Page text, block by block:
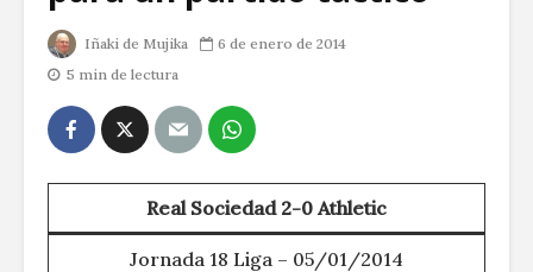
Iñaki de Mujika
6 de enero de 2014
5 min de lectura
Real Sociedad 2-0 Athletic
Jornada 18 Liga – 05/01/2014